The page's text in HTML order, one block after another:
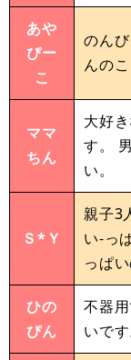
あや
ぴー
こ
のん
んの
ママ
ちん
大好
す。
い。
Ｓ*Ｙ
親子3
い-っ
っぱ
ひの
ぴん
不器
いで